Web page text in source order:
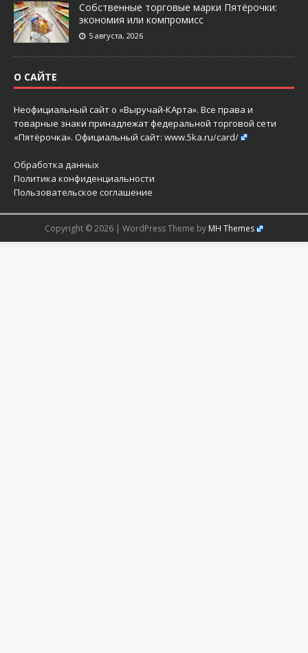
Собственные торговые марки Пятёрочки:
экономия или компромисс
5 августа, 2026
О САЙТЕ
Неофициальный сайт о «Выручай-КАрта». Все права и
товарные знаки принадлежат федеральной торговой сети
«Пятёрочка». Официальный сайт: www.5ka.ru/card/
Обработка данных
Политика конфиденциальности
Пользовательское соглашение
Copyright © 2026 | WordPress Theme by MH Themes